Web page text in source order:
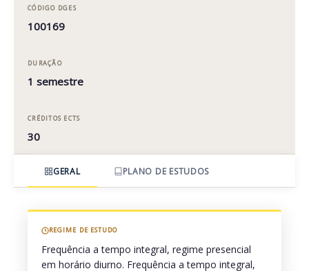
Clínica em Enfermagem
CÓDIGO DGES
100169
DURAÇÃO
1 semestre
CRÉDITOS ECTS
30
GERAL PLANO DE ESTUDOS
REGIME DE ESTUDO
Frequência a tempo integral, regime presencial
em horário diurno. Frequência a tempo integral,